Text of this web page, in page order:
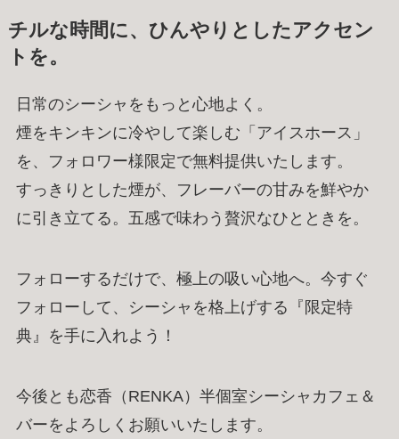
チルな時間に、ひんやりとしたアクセン
トを。
日常のシーシャをもっと心地よく。
煙をキンキンに冷やして楽しむ「アイスホース」
を、フォロワー様限定で無料提供いたします。
すっきりとした煙が、フレーバーの甘みを鮮やか
に引き立てる。五感で味わう贅沢なひとときを。
フォローするだけで、極上の吸い心地へ。今すぐ
フォローして、シーシャを格上げする『限定特
典』を手に入れよう！
今後とも恋香（RENKA）半個室シーシャカフェ＆
バーをよろしくお願いいたします。